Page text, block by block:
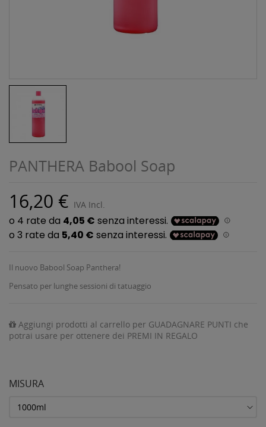
PANTHERA Babool Soap
16,20 € IVA Incl.
Il nuovo Babool Soap Panthera!
Pensato per lunghe sessioni di tatuaggio
Aggiungi prodotti al carrello per GUADAGNARE PUNTI che
potrai usare per ottenere dei PREMI IN REGALO
MISURA